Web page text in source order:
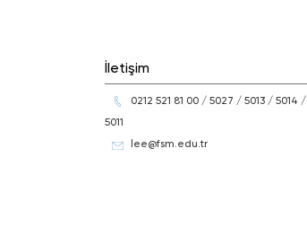
İletişim
0212 521 81 00 / 5027 / 5013 / 5014 /
5011
lee@fsm.edu.tr